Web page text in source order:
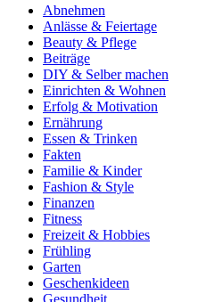
Abnehmen
Anlässe & Feiertage
Beauty & Pflege
Beiträge
DIY & Selber machen
Einrichten & Wohnen
Erfolg & Motivation
Ernährung
Essen & Trinken
Fakten
Familie & Kinder
Fashion & Style
Finanzen
Fitness
Freizeit & Hobbies
Frühling
Garten
Geschenkideen